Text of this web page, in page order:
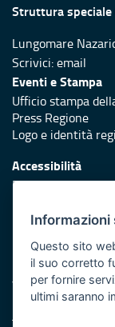
Struttura speciale
Lungomare
Scrivici:email
Eventi e Stampa
Ufficio stampa
Press Regione
Logo e identità
Accessibilità
Dichiarazione di
Redazione
Protezione civile
Vai al sito di
Informazioni
Questo sito
il suo corretto
per fornire
ultimi saranno